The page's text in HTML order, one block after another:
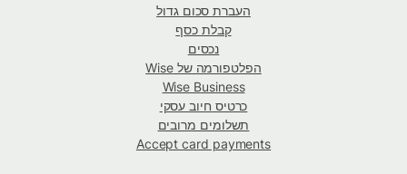
העברת סכום גדול
קבלת כסף
נכסים
הפלטפורמה של Wise
Wise Business
כרטיס חיוב עסקי
תשלומים מרובים
Accept card payments